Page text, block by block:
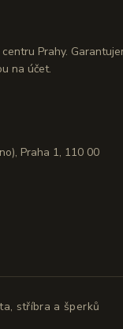
Prahy.
na účet.
Praha 1, 110 00
stříbra a šperků